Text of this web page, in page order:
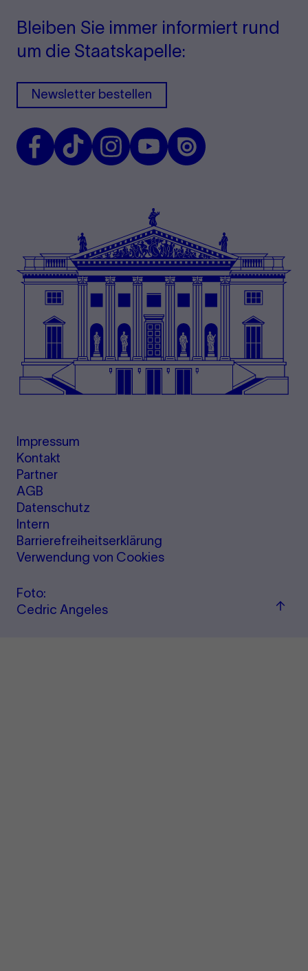
Bleiben Sie immer informiert rund
um die Staatskapelle:
Newsletter bestellen
FacebookTikTokInstagramYoutubeIssuu
Impressum
Kontakt
Partner
AGB
Datenschutz
Intern
Barrierefreiheitserklärung
Verwendung von Cookies
Foto:
Cedric Angeles
Zum